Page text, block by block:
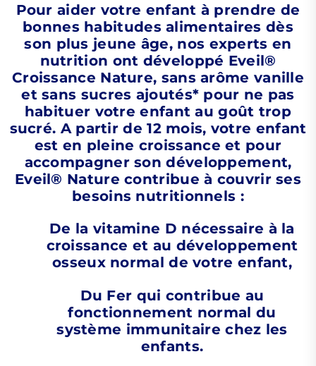
Pour aider votre enfant à prendre de
bonnes habitudes alimentaires dès
son plus jeune âge, nos experts en
nutrition ont développé Eveil®
Croissance Nature, sans arôme vanille
et sans sucres ajoutés* pour ne pas
habituer votre enfant au goût trop
sucré. A partir de 12 mois, votre enfant
est en pleine croissance et pour
accompagner son développement,
Eveil® Nature contribue à couvrir ses
besoins nutritionnels :
De la vitamine D nécessaire à la
croissance et au développement
osseux normal de votre enfant,
Du Fer qui contribue au
fonctionnement normal du
système immunitaire chez les
enfants.